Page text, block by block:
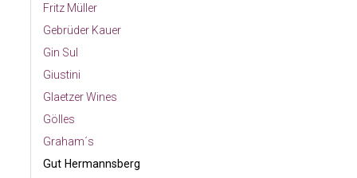
Fritz Müller
Gebrüder Kauer
Gin Sul
Giustini
Glaetzer Wines
Gölles
Graham´s
Gut Hermannsberg